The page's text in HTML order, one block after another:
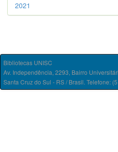
2021
Bibliotecas UNISC
Av. Independência, 2293, Bairro
Santa Cruz do Sul - RS / Brasil. Telefone: